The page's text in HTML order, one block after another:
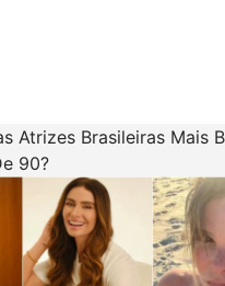
Atrizes Brasileiras Mais
90?